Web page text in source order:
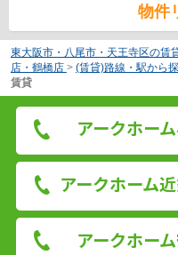
物件
東大阪市・八尾市・天王寺区の賃
店・鶴橋店 > (賃貸)路線・駅から
賃貸
アークホー
アークホーム
アークホー